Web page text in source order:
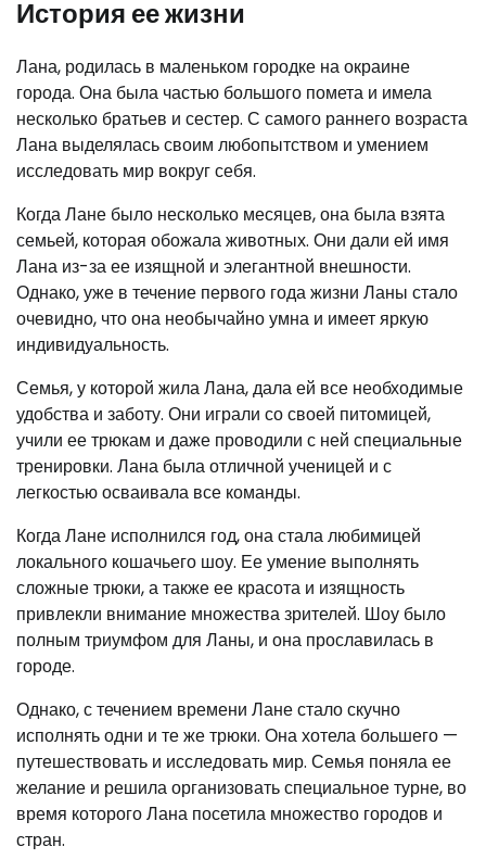
История ее жизни
Лана, родилась в маленьком городке на окраине
города. Она была частью большого помета и имела
несколько братьев и сестер. С самого раннего возраста
Лана выделялась своим любопытством и умением
исследовать мир вокруг себя.
Когда Лане было несколько месяцев, она была взята
семьей, которая обожала животных. Они дали ей имя
Лана из-за ее изящной и элегантной внешности.
Однако, уже в течение первого года жизни Ланы стало
очевидно, что она необычайно умна и имеет яркую
индивидуальность.
Семья, у которой жила Лана, дала ей все необходимые
удобства и заботу. Они играли со своей питомицей,
учили ее трюкам и даже проводили с ней специальные
тренировки. Лана была отличной ученицей и с
легкостью осваивала все команды.
Когда Лане исполнился год, она стала любимицей
локального кошачьего шоу. Ее умение выполнять
сложные трюки, а также ее красота и изящность
привлекли внимание множества зрителей. Шоу было
полным триумфом для Ланы, и она прославилась в
городе.
Однако, с течением времени Лане стало скучно
исполнять одни и те же трюки. Она хотела большего —
путешествовать и исследовать мир. Семья поняла ее
желание и решила организовать специальное турне, во
время которого Лана посетила множество городов и
стран.